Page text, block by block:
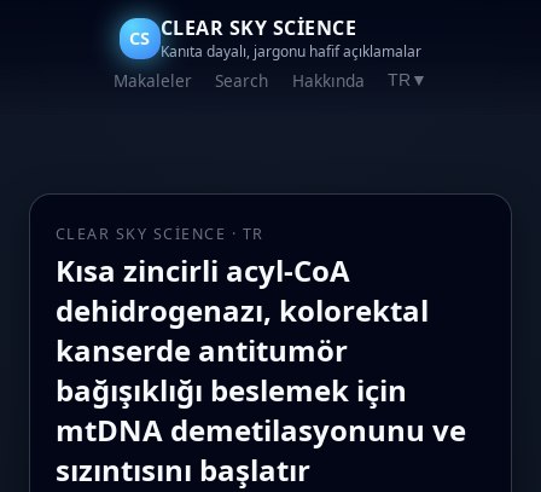
CS CLEAR SKY SCIENCE
Kanıta dayalı, jargonu hafif açıklamalar
Makaleler Search Hakkında TR ▼
CLEAR SKY SCIENCE · TR
Kısa zincirli acyl-CoA
dehidrogenazı, kolorektal
kanserde antitumör
bağışıklığı beslemek için
mtDNA demetilasyonunu ve
sızıntısını başlatır